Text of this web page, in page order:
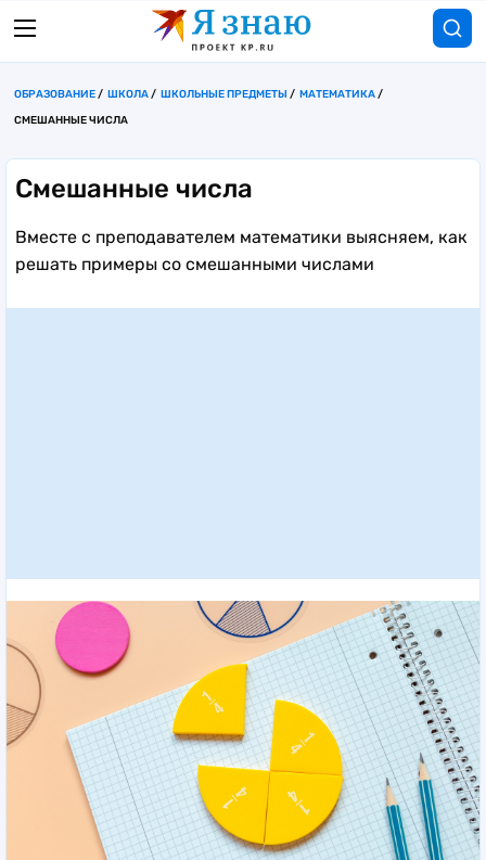
ОБРАЗОВАНИЕ ШКОЛА ШКОЛЬНЫЕ ПРЕДМЕТЫ
МАТЕМАТИКА
СМЕШАННЫЕ ЧИСЛА
Смешанные числа
Вместе с преподавателем математики выясняем, как
решать примеры со смешанными числами